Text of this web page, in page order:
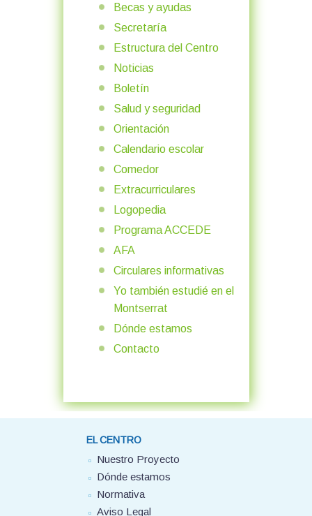
Becas y ayudas
Secretaría
Estructura del Centro
Noticias
Boletín
Salud y seguridad
Orientación
Calendario escolar
Comedor
Extracurriculares
Logopedia
Programa ACCEDE
AFA
Circulares informativas
Yo también estudié en el
Montserrat
Dónde estamos
Contacto
EL CENTRO
Nuestro Proyecto
Dónde estamos
Normativa
Aviso Legal